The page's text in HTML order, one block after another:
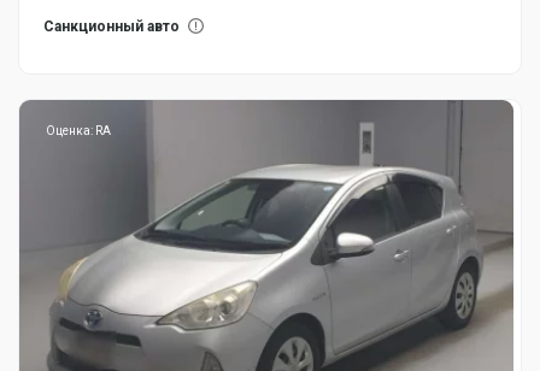
Санкционный авто
Оценка: RA